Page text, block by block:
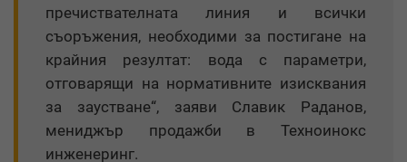
пречиствателната линия и всички
съоръжения, необходими за постигане на
крайния резултат: вода с параметри,
отговарящи на нормативните изисквания
за заустване“, заяви Славик Раданов,
мениджър продажби в Техноинокс
инженеринг.